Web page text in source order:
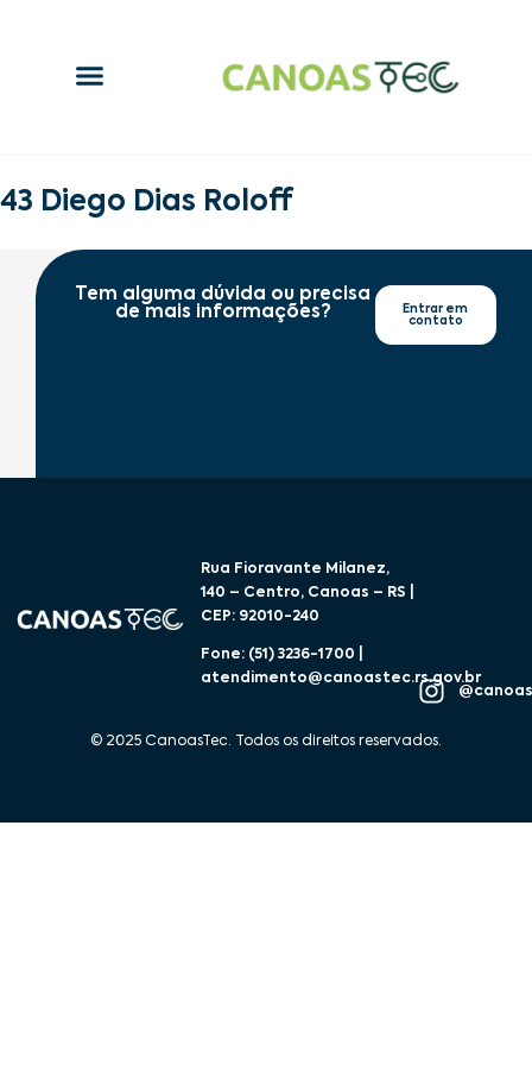
43 Diego Dias Roloff
Tem alguma dúvida ou precisa
de mais informações?
Entrar em
contato
Rua Fioravante Milanez,
140 – Centro, Canoas – RS |
CEP: 92010-240
Fone: (51) 3236-1700 |
atendimento@canoastec.rs.gov.br
© 2025 CanoasTec. Todos os direitos reservados.